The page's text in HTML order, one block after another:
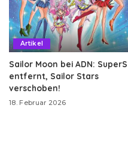
Artikel
Sailor Moon bei ADN: SuperS
entfernt, Sailor Stars
verschoben!
18. Februar 2026